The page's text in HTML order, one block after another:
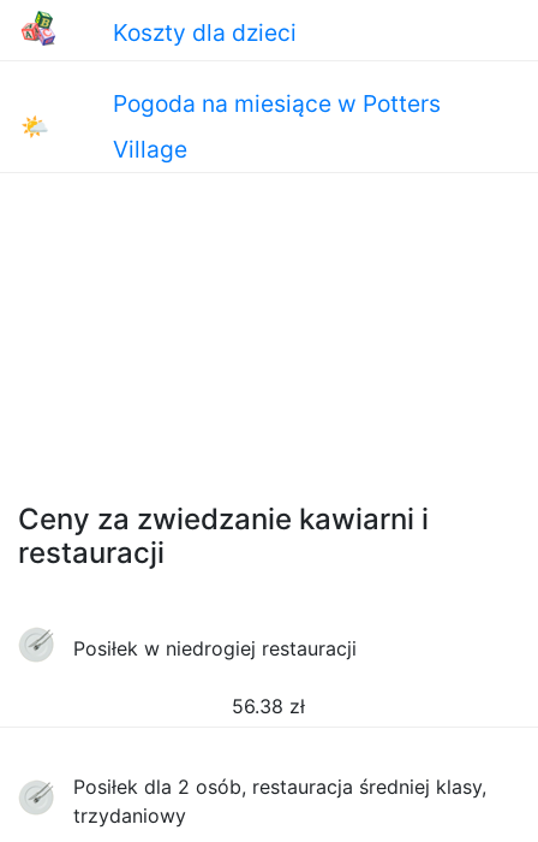
Koszty dla dzieci
🌤
Pogoda na miesiące w Potters
Village
Ceny za zwiedzanie kawiarni i
restauracji
Posiłek w niedrogiej restauracji
56.38 zł
Posiłek dla 2 osób, restauracja średniej klasy,
trzydaniowy